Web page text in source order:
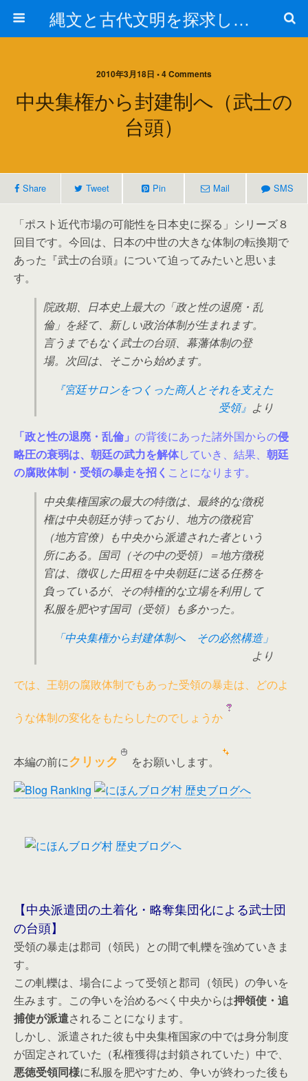
縄文と古代文明を探求しよう！
2010年3月18日 • 4 Comments
中央集権から封建制へ（武士の
台頭）
Share Tweet Pin Mail SMS
「ポスト近代市場の可能性を日本史に探る」シリーズ８
回目です。今回は、日本の中世の大きな体制の転換期で
あった『武士の台頭』について迫ってみたいと思いま
す。
院政期、日本史上最大の「政と性の退廃・乱
倫」を経て、新しい政治体制が生まれます。
言うまでもなく武士の台頭、幕藩体制の登
場。次回は、そこから始めます。
『宮廷サロンをつくった商人とそれを支えた
受領』 より
「政と性の退廃・乱倫」 の背後にあった諸外国からの侵
略圧の衰弱は、朝廷の武力を解体していき、結果、 朝廷
の腐敗体制・受領の暴走を招く ことになります。
中央集権国家の最大の特徴は、最終的な徴税
権は中央朝廷が持っており、地方の徴税官
（地方官僚）も中央から派遣された者という
所にある。国司（その中の受領）＝地方徴税
官は、徴収した田租を中央朝廷に送る任務を
負っているが、その特権的な立場を利用して
私服を肥やす国司（受領）も多かった。
「中央集権から封建体制へ その必然構造」
より
では、王朝の腐敗体制でもあった受領の暴走は、どのよ
うな体制の変化をもたらしたのでしょうか
本編の前にクリック をお願いします。
【中央派遣団の土着化・略奪集団化による武士団
の台頭】
受領の暴走は郡司（領民）との間で軋轢を強めていきま
す。
この軋轢は、場合によって受領と郡司（領民）の争いを
生みます。この争いを治めるべく中央からは押領使・追
捕使が派遣されることになります。
しかし、派遣された彼も中央集権国家の中では身分制度
が固定されていた（私権獲得は封鎖されていた）中で、
悪徳受領同様に私服を肥やすため、争いが終わった後も